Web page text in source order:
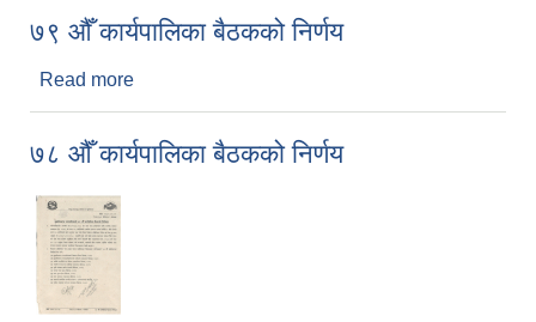
७९ औँ कार्यपालिका बैठकको निर्णय
Read more
७८ औँ कार्यपालिका बैठकको निर्णय